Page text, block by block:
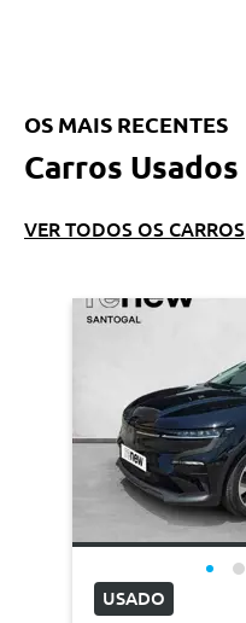
OS MAIS RECENTES
Carros Usados
VER TODOS OS CARROS
USADO